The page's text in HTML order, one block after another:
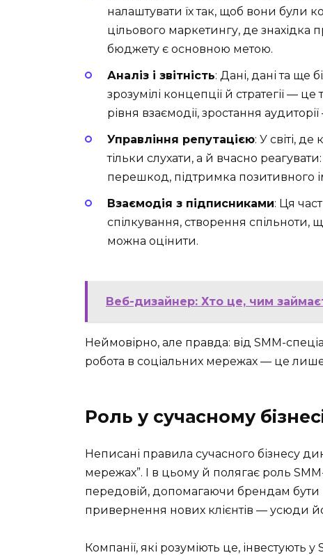
налаштувати їх так, щоб вони були
цільового маркетингу, де знахідка
бюджету є основною метою.
Аналіз і звітність: Дані, дані та ще
зрозумілі концепції й стратегії —
рівня взаємодії, зростання
Управління репутацією: У світі,
тільки слухати, а й вчасно
перешкод, підтримка позитивного
Взаємодія з підписниками: Ця
спілкування, створення спільноти,
можна оцінити.
Веб-дизайнер: Хто це, чим
Неймовірно, але правда: від SMM-
робота в соціальних мережах — це
Роль у сучасному
Неписані правила сучасного бізнесу
мережах”. І в цьому й полягає роль
передовій, допомагаючи брендам
привернення нових клієнтів — усюди
Компанії, які розуміють це, інвестують